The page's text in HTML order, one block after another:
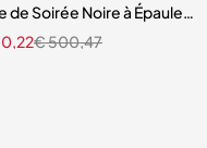
Bateau pour Femme
de Soirée Noire à Épaules
€500,47